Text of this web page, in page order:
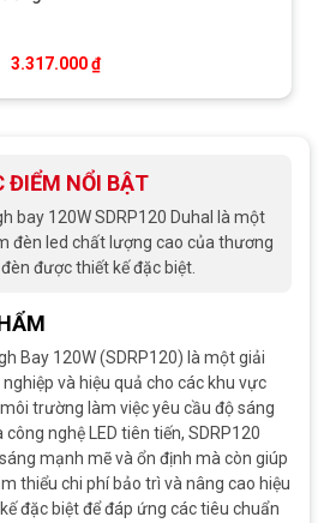
3.317.000₫
ĐIỂM NỔI BẬT
bay 120W SDRP120 Duhal là một
đèn led chất lượng cao của thương
được thiết kế đặc biệt.
Bay 120W (SDRP120) là một giải
và hiệu quả cho các khu vực
trường làm việc yêu cầu độ sáng
nghệ LED tiên tiến, SDRP120
mạnh mẽ và ổn định mà còn giúp
thiểu chi phí bảo trì và nâng cao hiệu
đặc biệt để đáp ứng các tiêu chuẩn